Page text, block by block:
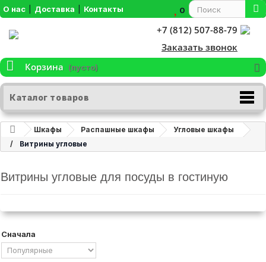
О нас Доставка Контакты 0
+7 (812) 507-88-79
Заказать звонок
Корзина
(пусто)
Каталог товаров
Шкафы Распашные шкафы
Угловые шкафы
Витрины угловые
Витрины угловые для посуды в гостиную
Сначала